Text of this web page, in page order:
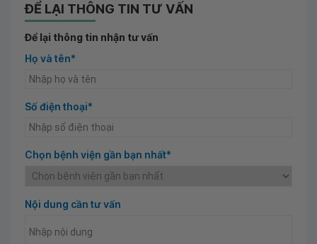
ĐỂ LẠI THÔNG TIN TƯ VẤN
Để lại thông tin nhận tư vấn
Họ và tên*
Số điện thoại*
Chọn bệnh viện gần bạn nhất*
Nội dung cần tư vấn